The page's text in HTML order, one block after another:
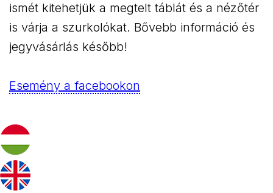
ismét kitehetjük a megtelt táblát és a nézőtér
is várja a szurkolókat. Bővebb információ és
jegyvásárlás később!
Esemény a facebookon